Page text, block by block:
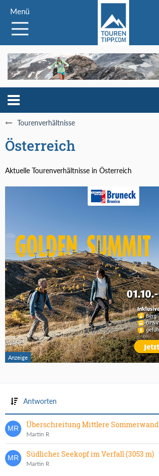
Menü
Tourenverhältnisse
Österreich
Aktuelle Tourenverhältnisse in Österreich
Antworten
Überschreitung Mittlere Sommerwand
Martin R
Südlicher Seekopf im Verfall (3053 m)
Martin R